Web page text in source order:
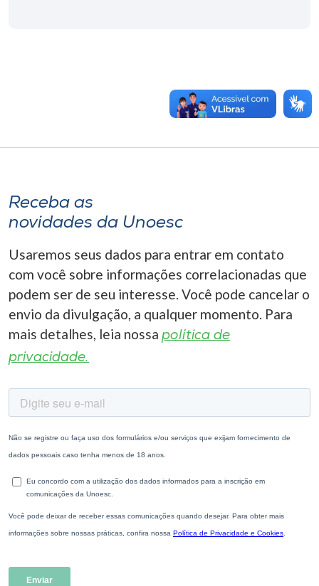
Receba as
novidades da Unoesc
Usaremos seus dados para entrar em contato
com você sobre informações correlacionadas que
podem ser de seu interesse. Você pode cancelar o
envio da divulgação, a qualquer momento. Para
mais detalhes, leia nossa política de
privacidade.